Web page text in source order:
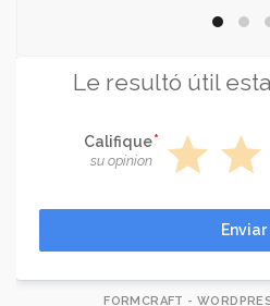
Le resultó útil
Califique
su opinion star star
Enviar
FORMCRAFT -